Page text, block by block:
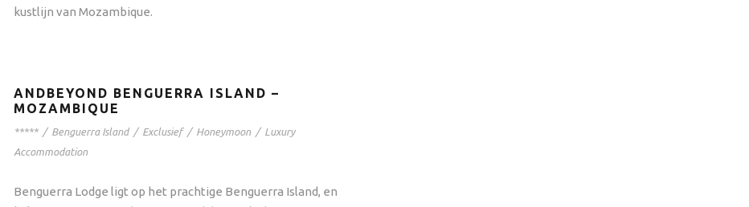
kustlijn van Mozambique.
ANDBEYOND BENGUERRA ISLAND –
MOZAMBIQUE
***** / Benguerra Island / Exclusief / Honeymoon / Luxury
Accommodation
Benguerra Lodge ligt op het prachtige Benguerra Island, en